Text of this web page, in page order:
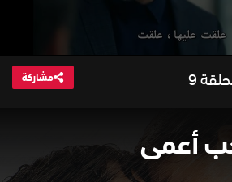
9 مشاركة
أعمى